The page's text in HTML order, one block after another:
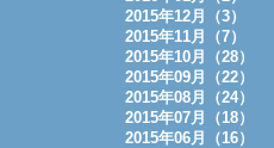
2015年12月（3）
2015年11月（7）
2015年10月（28）
2015年09月（22）
2015年08月（24）
2015年07月（18）
2015年06月（16）